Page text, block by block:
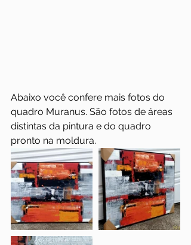
Abaixo você confere mais fotos do
quadro Muranus. São fotos de áreas
distintas da pintura e do quadro
pronto na moldura.